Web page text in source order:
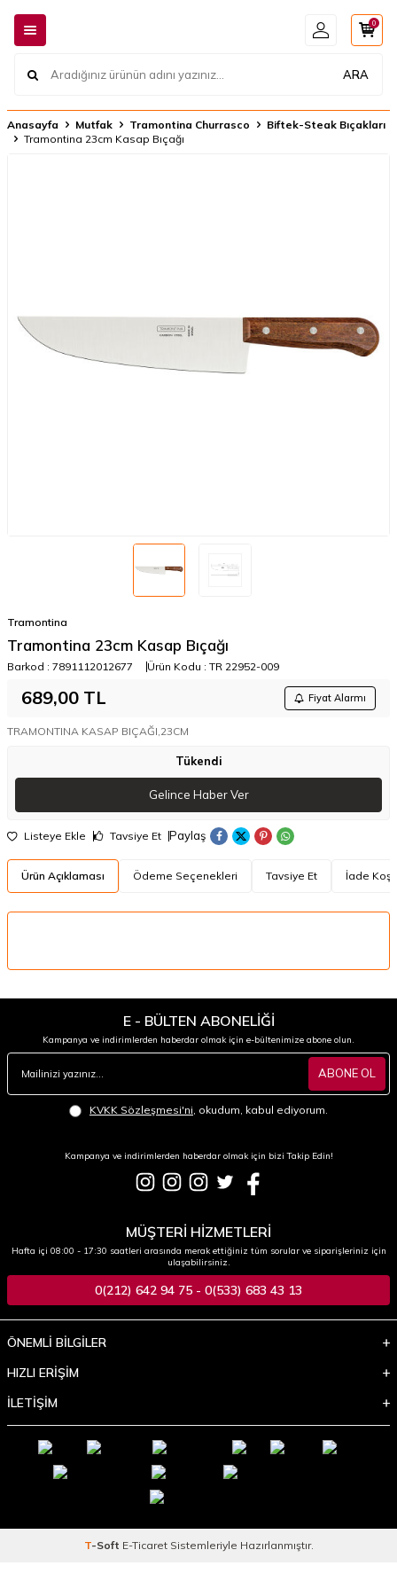
ARA
0
Anasayfa Mutfak Tramontina Churrasco
Biftek-Steak Bıçakları
Tramontina 23cm Kasap Bıçağı
Tramontina
Tramontina 23cm Kasap Bıçağı
Barkod : 7891112012677 Ürün Kodu : TR 22952-009
689,00 TL Fiyat Alarmı
TRAMONTINA KASAP BIÇAĞI,23CM
Tükendi
Gelince Haber Ver
Listeye Ekle Tavsiye Et Paylaş
Ürün Açıklaması Ödeme Seçenekleri Tavsiye Et İade
E - BÜLTEN ABONELİĞİ
Kampanya ve indirimlerden haberdar olmak için e-bültenimize abone olun.
ABONE OL
KVKK Sözleşmesi'ni , okudum, kabul ediyorum.
Kampanya ve indirimlerden haberdar olmak için bizi Takip Edin!
MÜŞTERİ HİZMETLERİ
Hafta içi 08:00 - 17:30 saatleri arasında merak ettiğiniz tüm sorular ve siparişleriniz için
ulaşabilirsiniz.
0(212) 642 94 75 - 0(533) 683 43 13
ÖNEMLİ BİLGİLER
HIZLI ERİŞİM
İLETİŞİM
T-Soft E-TicaretSistemleriyle Hazırlanmıştır.